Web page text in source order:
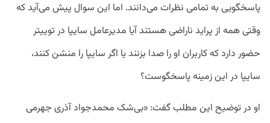
پاسخگویی به تمامی نظرات می‌دانند. اما این سوال پیش می‌آید که
وقتی همه از پراید ناراضی هستند آیا مدیرعامل سایپا در توییتر
حضور دارد که کاربران او را صدا بزنند یا اگر سایپا را منشن کنند،
سایپا در این زمینه پاسخگوست؟
او در توضیح این مطلب گفت: «بی‌شک محمدجواد آذری جهرمی